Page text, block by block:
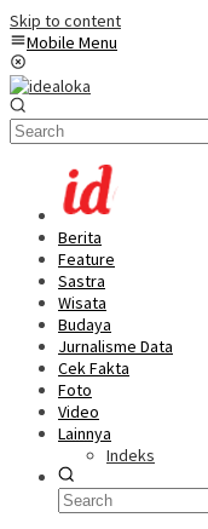
Skip to content
Mobile Menu
Berita
Feature
Sastra
Wisata
Budaya
Jurnalisme Data
Cek Fakta
Foto
Video
Lainnya
Indeks